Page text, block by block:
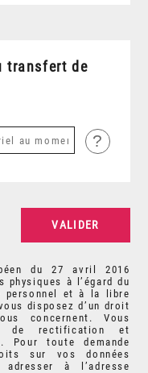
transfert de
?
du 27 avril 2016
à l’égard du
personnel et à la libre
disposez d’un droit
concernent. Vous
de rectification et
Pour toute demande
sur vos données
à l’adresse